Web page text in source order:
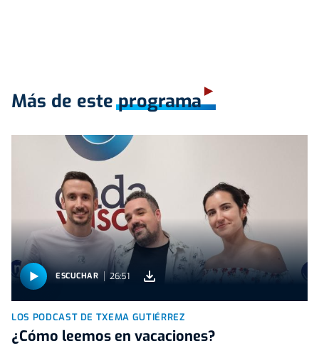
Más de este programa
ESCUCHAR 26:51
LOS PODCAST DE TXEMA GUTIÉRREZ
¿Cómo leemos en vacaciones?